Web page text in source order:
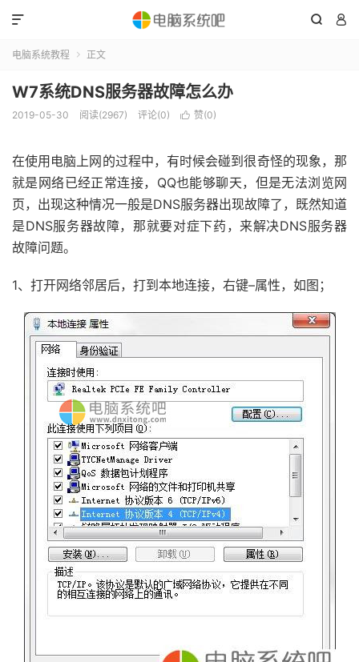
 

电脑系统教程  正文
W7系统DNS服务器故障怎么办
2019-05-30 阅读(2967) 评论(0)  赞(0)
在使用电脑上网的过程中，有时候会碰到很奇怪的现象，那
就是网络已经正常连接，QQ也能够聊天，但是无法浏览网
页，出现这种情况一般是DNS服务器出现故障了，既然知道
是DNS服务器故障，那就要对症下药，来解决DNS服务器
故障问题。
1、打开网络邻居后，打到本地连接，右键–属性，如图；